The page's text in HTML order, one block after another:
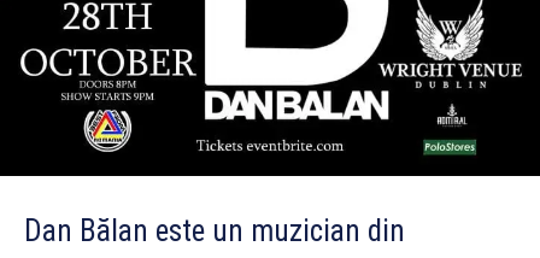
Dan Bălan este un muzician din